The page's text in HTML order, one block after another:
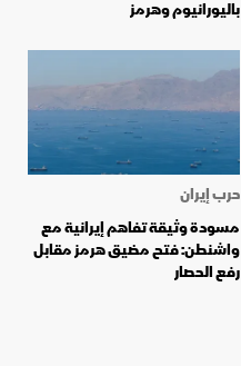
باليورانيوم وهرمز
حرب إيران
مسودة وثيقة تفاهم إيرانية مع
واشنطن: فتح مضيق هرمز مقابل
رفع الحصار